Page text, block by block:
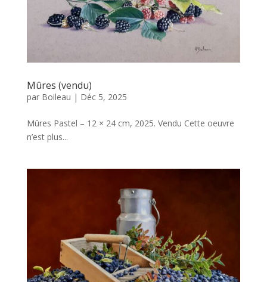
Mûres (vendu)
par Boileau | Déc 5, 2025
Mûres Pastel – 12 × 24 cm, 2025. Vendu Cette oeuvre
n’est plus...